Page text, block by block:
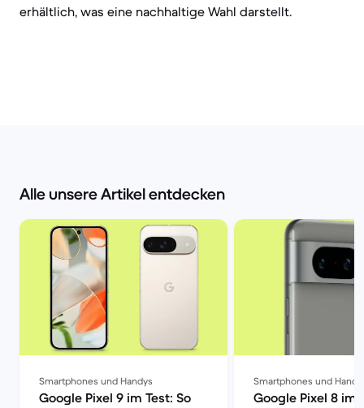
erhältlich, was eine nachhaltige Wahl darstellt.
Alle unsere Artikel entdecken
Smartphones und Handys
Google Pixel 9 im Test: So
Smartphones und
Google Pixel 8 im